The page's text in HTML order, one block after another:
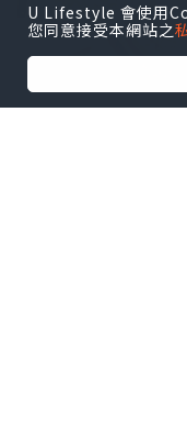
U Lifestyle 會使用
您同意接受本網站之